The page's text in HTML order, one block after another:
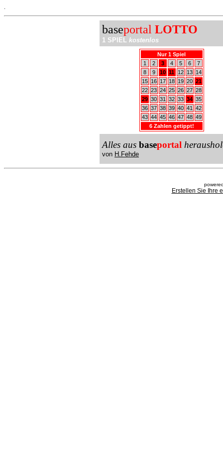
baseportal LOTTO
1 SPIEL kostenlos
Nur 1 Spiel
1
2 3 4 5 6
7
8
9 10 11 12 13
14
15
16 17 18 19 20 21
22 23 24 25 26 27 28
29 30 31 32 33 34 35
36 37 38 39 40 41
42
43 44 45 46 47 48 49
6 Zahlen getippt!
Alles aus baseportal
von H.Fehde
Erstellen Sie Ihre